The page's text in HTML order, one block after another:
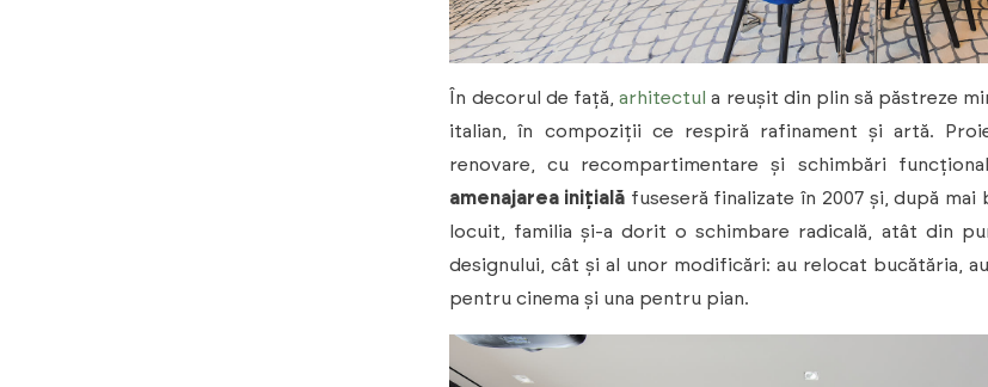
În decorul de față,arhitectula reușit din plin să păstreze
italian, în compoziții ce respiră rafinament și artă.
renovare, cu recompartimentare și schimbări
amenajarea inițială fuseseră finalizate în 2007 și, după mai
locuit, familia și-a dorit o schimbare radicală, atât din
designului, cât și al unor modificări: au relocat bucătăria,
pentru cinema și una pentru pian.